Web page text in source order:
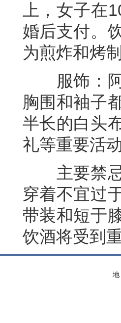
上，女子在
婚后支付。
为煎炸和烤
服饰：阿
胸围和袖子
半长的白头
礼等重要活
主要禁忌
穿着不宜过
带装和短于
饮酒将受到重
地